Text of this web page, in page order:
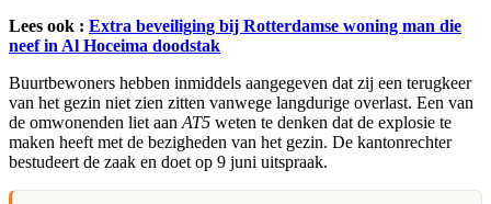
Lees ook : Extra beveiliging bij Rotterdamse woning man die
neef in Al Hoceima doodstak
Buurtbewoners hebben inmiddels aangegeven dat zij een terugkeer
van het gezin niet zien zitten vanwege langdurige overlast. Een van
de omwonenden liet aan AT5 weten te denken dat de explosie te
maken heeft met de bezigheden van het gezin. De kantonrechter
bestudeert de zaak en doet op 9 juni uitspraak.